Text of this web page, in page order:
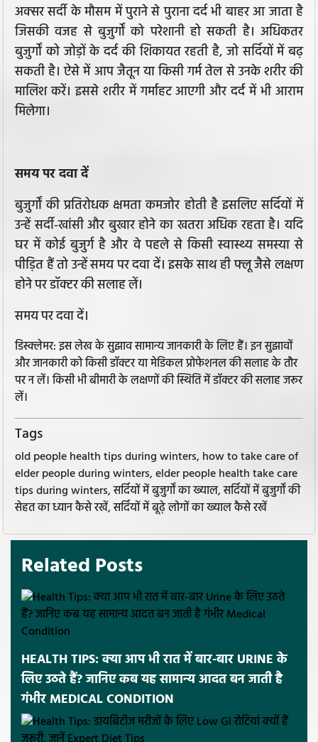
अक्सर सर्दी के मौसम में पुराने से पुराना दर्द भी बाहर आ जाता है
जिसकी वजह से बुजुर्गों को परेशानी हो सकती है। अधिकतर
बुजुर्गों को जोड़ों के दर्द की शिकायत रहती है, जो सर्दियों में बढ़
सकती है। ऐसे में आप जैतून या किसी गर्म तेल से उनके शरीर की
मालिश करें। इससे शरीर में गर्माहट आएगी और दर्द में भी आराम
मिलेगा।
समय पर दवा दें
बुजुर्गों की प्रतिरोधक क्षमता कमजोर होती है इसलिए सर्दियों में
उन्हें सर्दी-खांसी और बुखार होने का खतरा अधिक रहता है। यदि
घर में कोई बुजुर्ग है और वे पहले से किसी स्वास्थ्य समस्या से
पीड़ित हैं तो उन्हें समय पर दवा दें। इसके साथ ही फ्लू जैसे लक्षण
होने पर डॉक्टर की सलाह लें।
समय पर दवा दें।
डिस्क्लेमर: इस लेख के सुझाव सामान्य जानकारी के लिए हैं। इन सुझावों
और जानकारी को किसी डॉक्टर या मेडिकल प्रोफेशनल की सलाह के तौर
पर न लें। किसी भी बीमारी के लक्षणों की स्थिति में डॉक्टर की सलाह जरूर
लें।
Tags
old people health tips during winters, how to take care of
elder people during winters, elder people health take care
tips during winters, सर्दियों में बुजुर्गों का ख्याल, सर्दियों में बुजुर्गों की
सेहत का ध्यान कैसे रखें, सर्दियों में बूढ़े लोगों का ख्याल कैसे रखें
Related Posts
HEALTH TIPS: क्या आप भी रात में बार-बार URINE के
लिए उठते हैं? जानिए कब यह सामान्य आदत बन जाती है
गंभीर MEDICAL CONDITION